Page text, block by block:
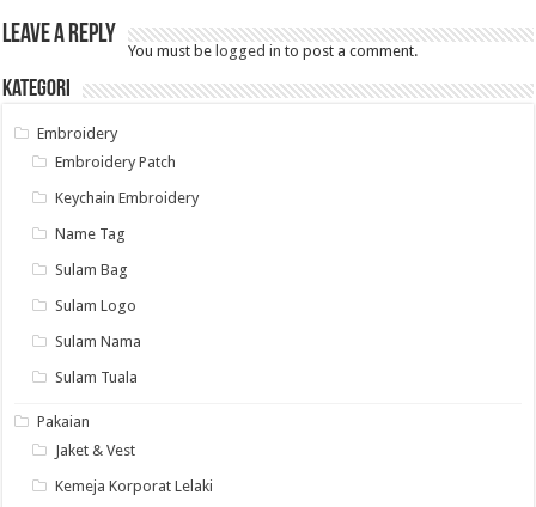
Leave a Reply
You must be logged in to post a comment.
Kategori
Embroidery
Embroidery Patch
Keychain Embroidery
Name Tag
Sulam Bag
Sulam Logo
Sulam Nama
Sulam Tuala
Pakaian
Jaket & Vest
Kemeja Korporat Lelaki